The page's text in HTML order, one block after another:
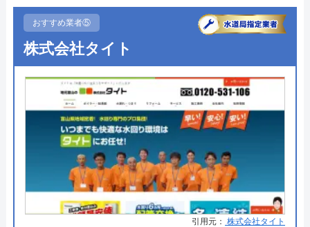
●受付時間
●定休日 年中無休
●出張見積もり 出張見積もり無料
●支払い方法
現金、銀行振込、クレジットカー
ド、コンビニ後払い、QR決済
●累計実績 施工実績30万件を達成
●保証・保険
修理に応じて1～3年の無料点検、
無料保証を用意
詳細は公式HPでご確認ください
おすすめ業者⑤
株式会社タイト
引用元： 株式会社タイト